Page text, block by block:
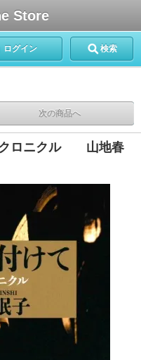
Store
ログイン 検索
次の商品へ
ロニクル 山地春